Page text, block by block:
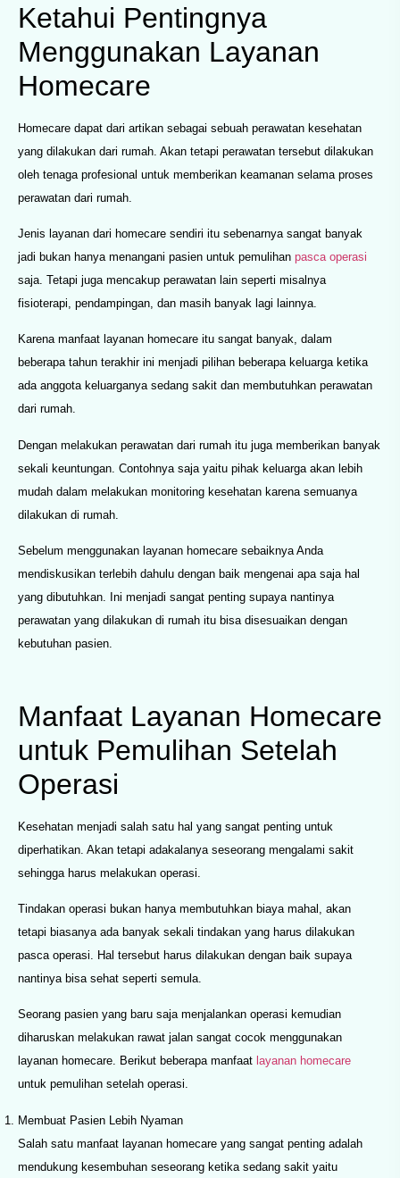
Ketahui Pentingnya
Menggunakan Layanan
Homecare
Homecare dapat dari artikan sebagai sebuah perawatan kesehatan
yang dilakukan dari rumah. Akan tetapi perawatan tersebut dilakukan
oleh tenaga profesional untuk memberikan keamanan selama proses
perawatan dari rumah.
Jenis layanan dari homecare sendiri itu sebenarnya sangat banyak
jadi bukan hanya menangani pasien untuk pemulihan pasca operasi
saja. Tetapi juga mencakup perawatan lain seperti misalnya
fisioterapi, pendampingan, dan masih banyak lagi lainnya.
Karena manfaat layanan homecare itu sangat banyak, dalam
beberapa tahun terakhir ini menjadi pilihan beberapa keluarga ketika
ada anggota keluarganya sedang sakit dan membutuhkan perawatan
dari rumah.
Dengan melakukan perawatan dari rumah itu juga memberikan banyak
sekali keuntungan. Contohnya saja yaitu pihak keluarga akan lebih
mudah dalam melakukan monitoring kesehatan karena semuanya
dilakukan di rumah.
Sebelum menggunakan layanan homecare sebaiknya Anda
mendiskusikan terlebih dahulu dengan baik mengenai apa saja hal
yang dibutuhkan. Ini menjadi sangat penting supaya nantinya
perawatan yang dilakukan di rumah itu bisa disesuaikan dengan
kebutuhan pasien.
Manfaat Layanan Homecare
untuk Pemulihan Setelah
Operasi
Kesehatan menjadi salah satu hal yang sangat penting untuk
diperhatikan. Akan tetapi adakalanya seseorang mengalami sakit
sehingga harus melakukan operasi.
Tindakan operasi bukan hanya membutuhkan biaya mahal, akan
tetapi biasanya ada banyak sekali tindakan yang harus dilakukan
pasca operasi. Hal tersebut harus dilakukan dengan baik supaya
nantinya bisa sehat seperti semula.
Seorang pasien yang baru saja menjalankan operasi kemudian
diharuskan melakukan rawat jalan sangat cocok menggunakan
layanan homecare. Berikut beberapa manfaat layanan homecare
untuk pemulihan setelah operasi.
Membuat Pasien Lebih Nyaman
Salah satu manfaat layanan homecare yang sangat penting adalah
mendukung kesembuhan seseorang ketika sedang sakit yaitu